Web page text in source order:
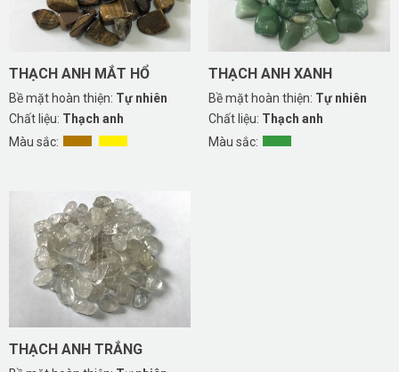
THẠCH ANH MẮT HỔ
Bề mặt hoàn thiện: Tự nhiên
Chất liệu: Thạch anh
Màu sắc:
THẠCH ANH XANH
Bề mặt hoàn thiện: Tự nhiên
Chất liệu: Thạch anh
Màu sắc:
THẠCH ANH TRẮNG